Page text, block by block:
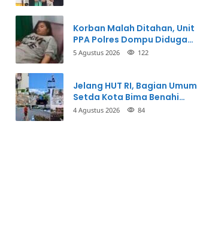
Korban Malah Ditahan, Unit
PPA Polres Dompu Diduga
Balikkan Fakta Kasus
5 Agustus 2026 122
Jelang HUT RI, Bagian Umum
Setda Kota Bima Benahi
Kantor Pemkot
4 Agustus 2026 84